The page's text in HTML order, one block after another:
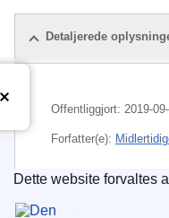
Detaljerede
Offentliggjort: 2019-
Forfatter(e):
Den Europæiske
Dette website forvaltes